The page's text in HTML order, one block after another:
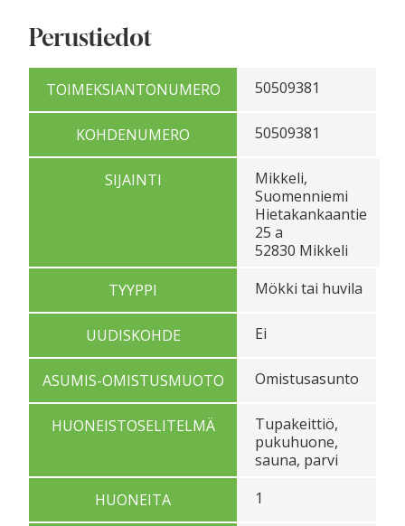
Perustiedot
TOIMEKSIANTONUMERO 50509381
KOHDENUMERO 50509381
SIJAINTI
Mikkeli,
Suomenniemi
Hietakankaantie
25 a
52830 Mikkeli
TYYPPI
Mökki tai huvila
UUDISKOHDE Ei
ASUMIS-OMISTUSMUOTO Omistusasunto
HUONEISTOSELITELMÄ
Tupakeittiö,
pukuhuone,
sauna, parvi
HUONEITA
1